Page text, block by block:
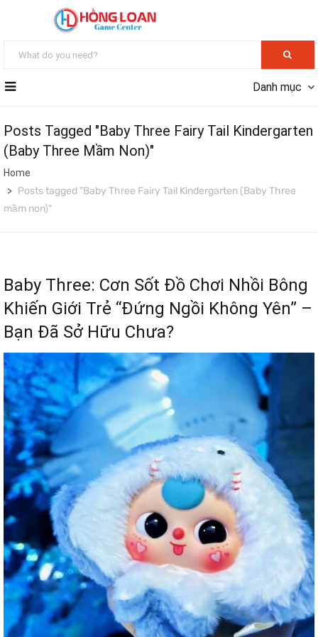
Danh mục
Posts Tagged "Baby Three Fairy Tail Kindergarten
(Baby Three Mầm Non)"
Home
Posts tagged "Baby Three Fairy Tail Kindergarten (Baby Three
mầm non)"
Baby Three: Cơn Sốt Đồ Chơi Nhồi Bông
Khiến Giới Trẻ “Đứng Ngồi Không Yên” –
Bạn Đã Sở Hữu Chưa?